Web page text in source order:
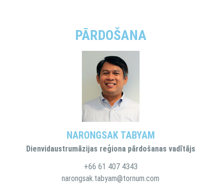
PĀRDOŠANA
NARONGSAK TABYAM
Dienvidaustrumāzijas reģiona pārdošanas vadītājs
+66 61 407 4343
narongsak.tabyam@tornum.com